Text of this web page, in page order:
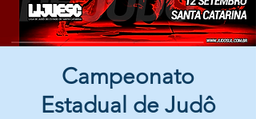
Campeonato
Estadual de Judô